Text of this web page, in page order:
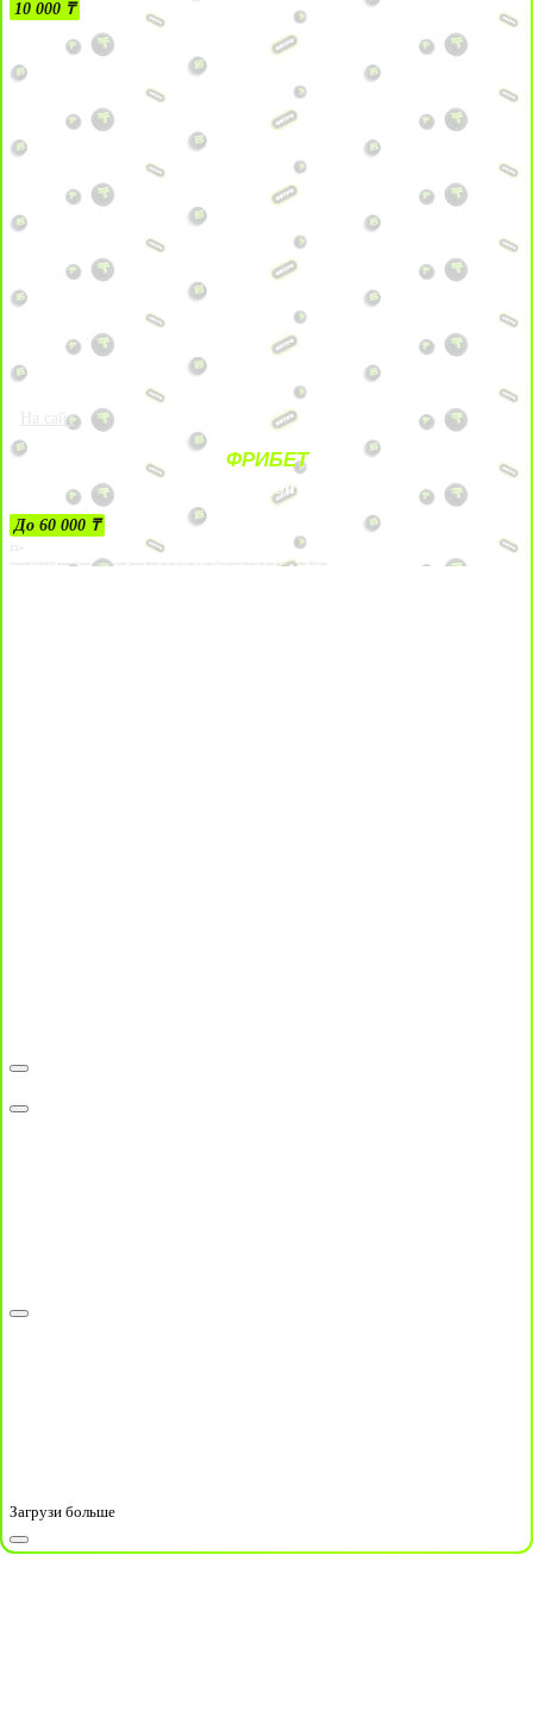
10 000 ₸
На сайт
ФРИБЕТ
ЗА ДЕПОЗИТЫ
До 60 000 ₸
21+
Лицензии №24514359, выданной комитетом индустрии туризма Министерства культуры и спорта Республики Казахстан срок до 27 сентября 2034 года.
Загрузи больше